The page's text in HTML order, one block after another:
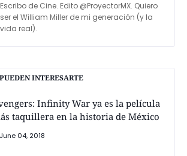
Escribo de Cine. Edito @ProyectorMX. Quiero
ser el William Miller de mi generación (y la
vida real).
INTERESARTE
Infinity War ya es la película
taquillera en la historia de México
June 04, 2018